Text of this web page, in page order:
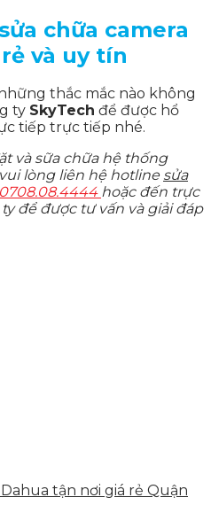
chữa camera
và uy tín
thắc mắc nào không
ty SkyTech để được hổ
tiếp trực tiếp nhé.
và sữa chữa hệ thống
lòng liên hệ hotline sửa
hoặc đến trực
để được tư vấn và giải đáp
tận nơi giá rẻ Quận